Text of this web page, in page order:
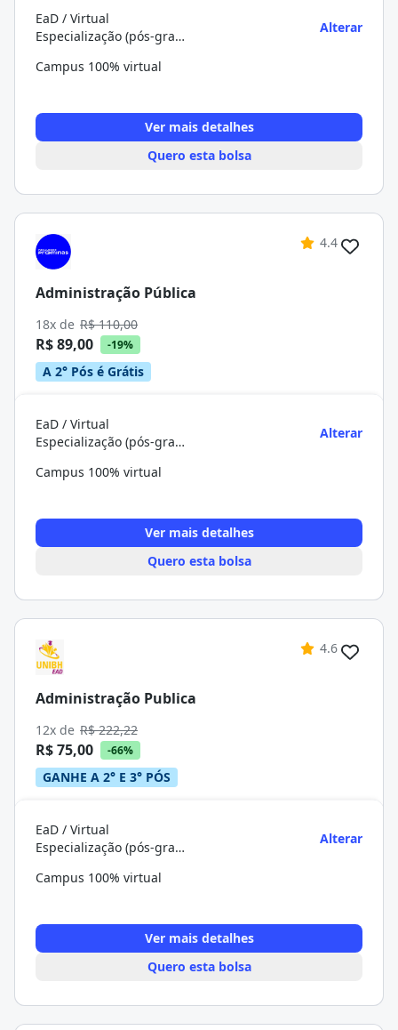
EaD / Virtual
Especialização (pós-graduação)
Alterar
Campus 100% virtual
Ver mais detalhes
Quero esta bolsa
4.4
Administração Pública
18x de R$ 110,00
R$ 89,00 -19%
A 2° Pós é Grátis
EaD / Virtual
Especialização (pós-graduação)
Alterar
Campus 100% virtual
Ver mais detalhes
Quero esta bolsa
4.6
Administração Publica
12x de R$ 222,22
R$ 75,00 -66%
GANHE A 2° E 3° PÓS
EaD / Virtual
Especialização (pós-graduação)
Alterar
Campus 100% virtual
Ver mais detalhes
Quero esta bolsa